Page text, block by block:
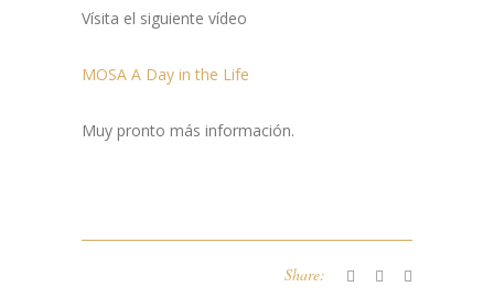
Vísita el siguiente vídeo
MOSA A Day in the Life
Muy pronto más información.
Share: